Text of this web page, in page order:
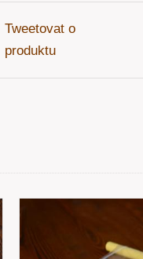
Tweetovat o
produktu